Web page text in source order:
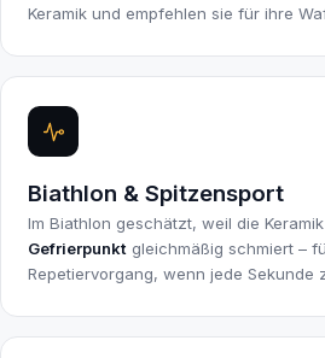
Keramik und empfehlen sie für ihre
Biathlon & Spitzensport
Im Biathlon geschätzt, weil die Keramik
Gefrierpunkt gleichmäßig schmiert –
Repetiervorgang, wenn jede Sekunde